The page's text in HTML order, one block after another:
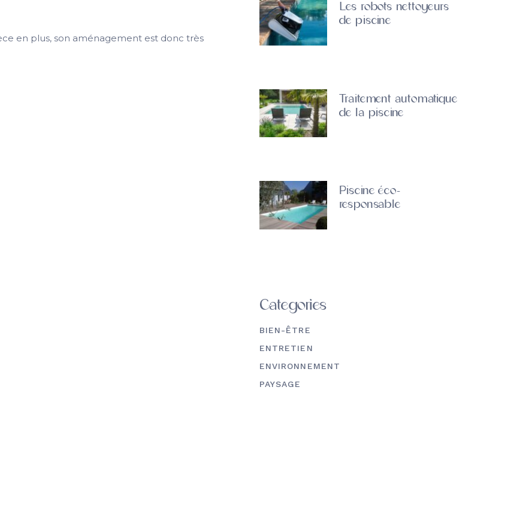
en plus, son aménagement est donc très
Les robots nettoyeurs
de piscine
Traitement automatique
de la piscine
Piscine éco-
responsable
Categories
BIEN-ÊTRE
ENTRETIEN
ENVIRONNEMENT
PAYSAGE